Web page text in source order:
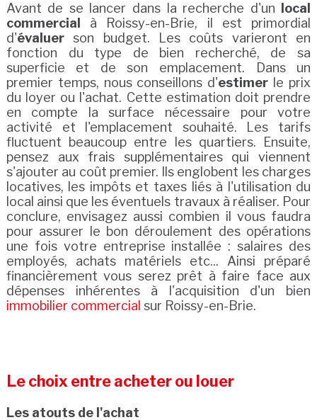
Avant de se lancer dans la recherche d'un
local
commercial
à Roissy-en-Brie, il est primordial
d'évaluerson budget. Les coûts varieront en
fonction du type de bien recherché, de sa
superficie et de son emplacement. Dans un
premier temps, nous conseillons d'estimer le prix
du loyer ou l'achat. Cette estimation doit prendre
en compte la surface nécessaire pour votre
activité et l'emplacement souhaité. Les tarifs
fluctuent beaucoup entre les quartiers. Ensuite,
pensez aux frais supplémentaires qui viennent
s'ajouter au coût premier. Ils englobent les charges
locatives, les impôts et taxes liés à l'utilisation du
local ainsi que les éventuels travaux à réaliser. Pour
conclure, envisagez aussi combien il vous faudra
pour assurer le bon déroulement des opérations
une fois votre entreprise installée : salaires des
employés, achats matériels etc... Ainsi préparé
financièrement vous serez prêt à faire face aux
dépenses inhérentes à l'acquisition d'un bien
immobilier commercial sur Roissy-en-Brie.
Le choix entre acheter ou louer
Les atouts de l'achat